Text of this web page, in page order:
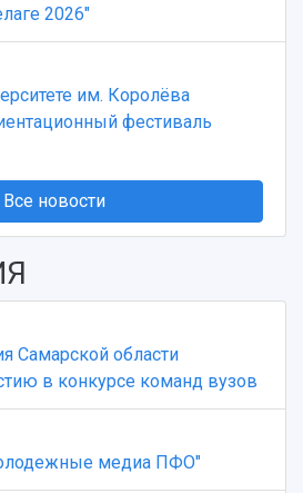
2026"
им. Королёва
фестиваль
Все новости
Самарской области
в конкурсе команд вузов
медиа ПФО"